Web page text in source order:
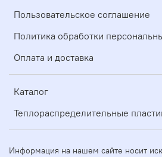
Пользовательское соглашение
Политика обработки
Оплата и доставка
Каталог
Теплораспределительные
Информация на нашем сайте носит